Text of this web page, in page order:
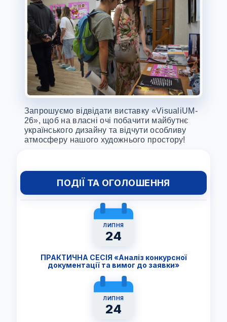
Запрошуємо відвідати виставку «VisualiUM-
26», щоб на власні очі побачити майбутнє
українського дизайну та відчути особливу
атмосферу нашого художнього простору!
ПОДІЇ ТА ОГОЛОШЕННЯ
ЛИПНЯ
24
ПРАКТИЧНА СЕСІЯ «Аналіз конкурсної
документації та вимог до заявки»
ЛИПНЯ
24